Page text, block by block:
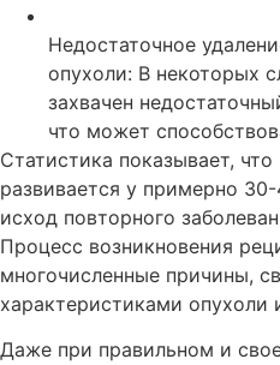
Недостаточное
опухоли: В некоторых
захвачен
что может
Статистика показывает,
развивается у примерно
исход повторного
Процесс возникновения
многочисленные причины,
характеристиками опухоли
Даже при правильном и